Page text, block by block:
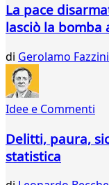
La pace
lasciò la bomba
di Gerolamo Fazzini
Idee e Commenti
Delitti, paura,
statistica